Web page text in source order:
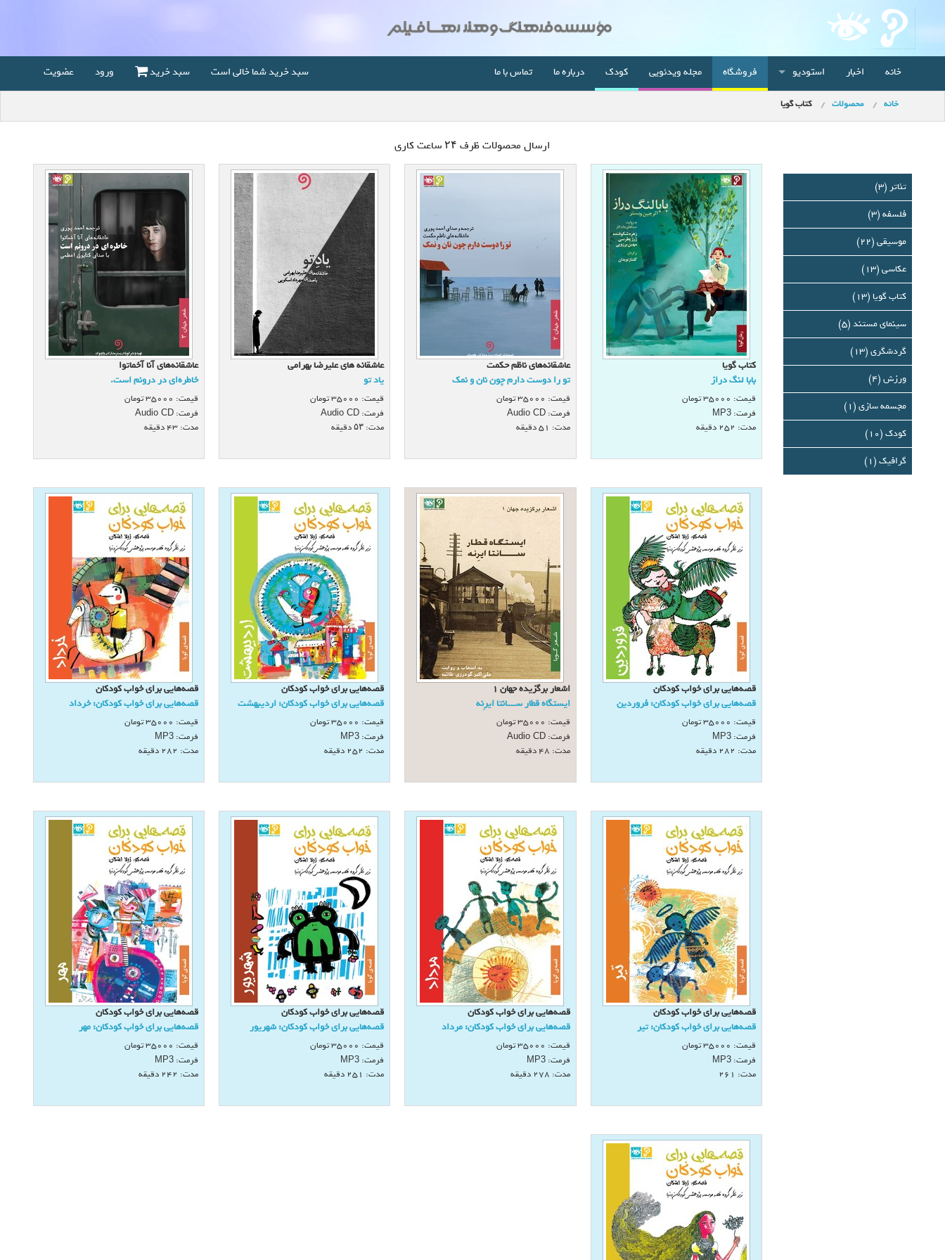
خانه اخبار استودیو فروشگاه مجله ویدئویی کودک درباره ما تماس با ما سبد خرید شما خالی است سبد خرید ورود عضویت
خانه محصولات کتاب گویا
ارسال محصولات ظرف ۲۴ ساعت کاری
تئاتر (3)
فلسفه (3)
موسیقی (22)
عکاسی (13)
کتاب گویا (13)
سینمای مستند (5)
گردشگری (13)
ورزش (4)
مجسمه سازی (1)
کودک (10)
گرافيك (1)
كتاب گويا
بابا لنگ دراز
قیمت: 35000تومان
فرمت:MP3
مدت: 252 دقيقه
عاشقانه‌های ناظم حكمت
تو را دوست دارم چون نان و نمك
قیمت: 35000تومان
فرمت:Audio CD
مدت: 51 دقيقه
عاشقانه های علیرضا بهرامی
یاد تو
قیمت: 35000تومان
فرمت: Audio CD
مدت: ۵۳ دقیقه
عاشقانه‌های آنا آخماتوا
خاطره‌ای در درونم است.
قیمت: 35000تومان
فرمت: Audio CD
مدت: 43 دقیقه
قصه‌هايی برای خواب كودكان
قصه‌هايی برای خواب كودكان: فروردين
قیمت: 35000تومان
فرمت:MP3
مدت: 282 دقيقه
اشعار برگزیده جهان 1
ایستگاه قطار ســــانتا ایرِ‌نه
قیمت: 35000تومان
فرمت:Audio CD
مدت: 48 دقيقه
قصه‌هايی برای خواب كودكان
قصه‌هايی برای خواب كودكان: ارديبهشت
قیمت: 35000تومان
فرمت: MP3
مدت: 252 دقيقه
قصه‌هايی برای خواب كودكان
قصه‌هايی برای خواب كودكان: خرداد
قیمت: 35000تومان
فرمت: MP3
مدت: 282 دقيقه
قصه‌هايی برای خواب كودكان
قصه‌هايی برای خواب كودكان: تیر
قیمت: 35000تومان
فرمت:MP3
مدت: 261
قصه‌هايی برای خواب كودكان
قصه‌هايی برای خواب كودكان: مرداد
قیمت: 35000تومان
فرمت:MP3
مدت: 278 دقيقه
قصه‌هايی برای خواب كودكان
قصه‌هايی برای خواب كودكان: شهريور
قیمت: 35000تومان
فرمت: MP3
مدت: 251 دقيقه
قصه‌هايی برای خواب كودكان
قصه‌هايی برای خواب كودكان: مهر
قیمت: 35000تومان
فرمت: MP3
مدت: 242 دقيقه